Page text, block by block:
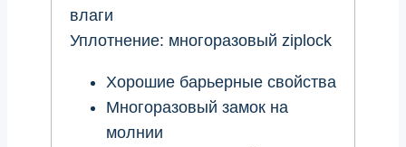
влаги
Уплотнение: многоразовый ziplock
Хорошие барьерные свойства
Многоразовый замок на
молнии